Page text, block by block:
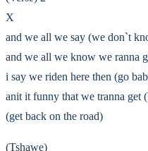
X
and we all we say (we don`t
and we all we know we ranna
i say we riden here then (go
anit it funny that we tranna get
(get back on the road)
(Tshawe)